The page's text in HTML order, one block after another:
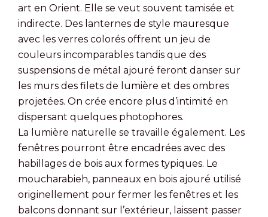
art en Orient. Elle se veut souvent tamisée et
indirecte. Des lanternes de style mauresque
avec les verres colorés offrent un jeu de
couleurs incomparables tandis que des
suspensions de métal ajouré feront danser sur
les murs des filets de lumière et des ombres
projetées. On crée encore plus d’intimité en
dispersant quelques photophores.
La lumière naturelle se travaille également. Les
fenêtres pourront être encadrées avec des
habillages de bois aux formes typiques. Le
moucharabieh, panneaux en bois ajouré utilisé
originellement pour fermer les fenêtres et les
balcons donnant sur l’extérieur, laissent passer